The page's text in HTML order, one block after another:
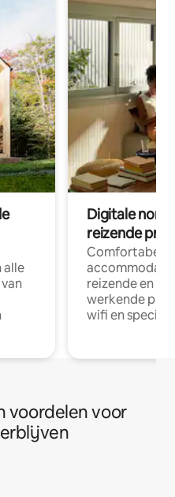
alle
Digitale
reizende
Comfortabele
reizende en
werkende
wifi en
voordelen voor